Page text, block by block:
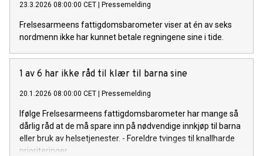
23.3.2026 08:00:00 CET Pressemelding
Frelsesarmeens fattigdomsbarometer viser at én av seks
nordmenn ikke har kunnet betale regningene sine i tide.
1 av 6 har ikke råd til klær til barna sine
20.1.2026 08:00:00 CET Pressemelding
Ifølge Frelsesarmeens fattigdomsbarometer har mange så
dårlig råd at de må spare inn på nødvendige innkjøp til barna
eller bruk av helsetjenester. - Foreldre tvinges til knallharde
prioriteringer.